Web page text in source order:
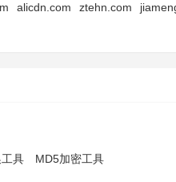
alicdn.com ztehn.com
具
MD5加密工具